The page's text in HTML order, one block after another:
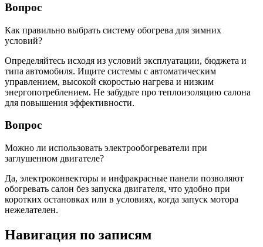
Вопрос
Как правильно выбрать систему обогрева для зимних
условий?
Определяйтесь исходя из условий эксплуатации, бюджета и
типа автомобиля. Ищите системы с автоматическим
управлением, высокой скоростью нагрева и низким
энергопотреблением. Не забудьте про теплоизоляцию салона
для повышения эффективности.
Вопрос
Можно ли использовать электрообогреватели при
заглушенном двигателе?
Да, электроконвекторы и инфракрасные панели позволяют
обогревать салон без запуска двигателя, что удобно при
коротких остановках или в условиях, когда запуск мотора
нежелателен.
Навигация по записям